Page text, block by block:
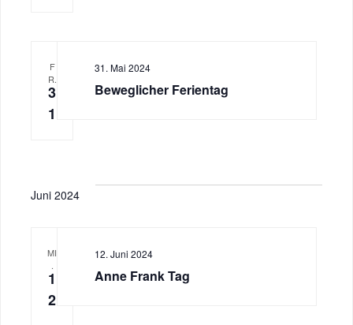
F
R.
3
1
Beweglicher Ferientag
31. Mai 2024
Juni 2024
MI
1
2
Anne Frank Tag
12. Juni 2024